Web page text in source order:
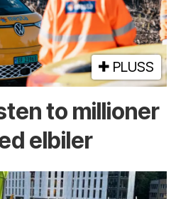
PLUSS
to millioner
elbiler